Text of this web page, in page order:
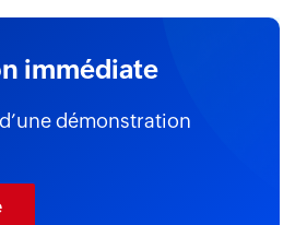
immédiate
démonstration